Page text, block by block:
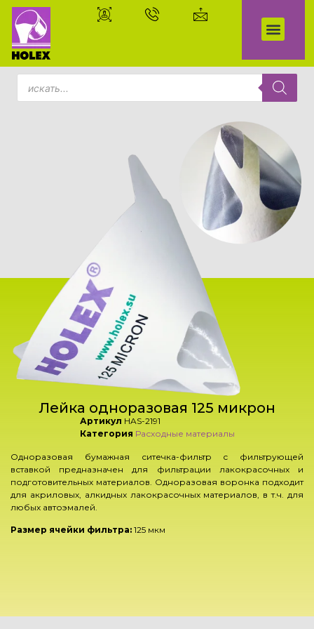
Лейка одноразовая 125 микрон
Артикул HAS-2191
Категория Расходные материалы
Одноразовая бумажная ситечка-фильтр с фильтрующей
вставкой предназначен для фильтрации лакокрасочных и
подготовительных материалов. Одноразовая воронка подходит
для акриловых, алкидных лакокрасочных материалов, в т.ч. для
любых автоэмалей.
Размер ячейки фильтра: 125 мкм